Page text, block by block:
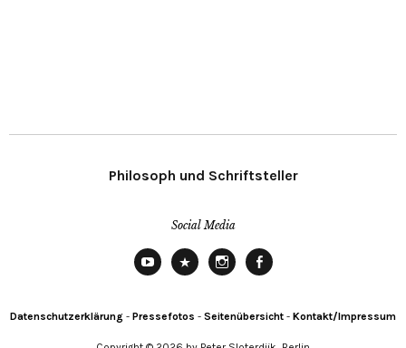
Philosoph und Schriftsteller
Social Media
Datenschutzerklärung - Pressefotos - Seitenübersicht - Kontakt/Impressum